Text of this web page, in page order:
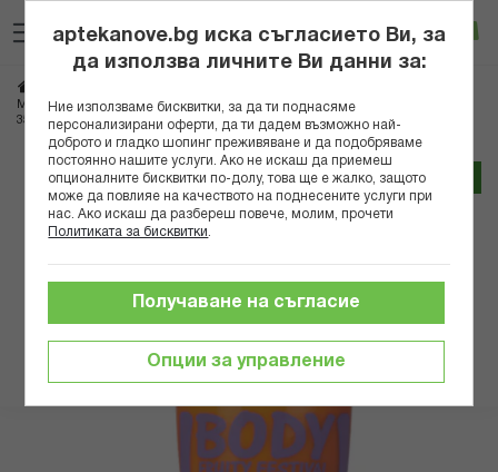
към
съдържанието
Вход
МАДЕС БОДИ ЛОСИОН ОРАНЖЕВА БУТИЛКА С АРОМАТ ПЛОДОВ ФЕСТИВАЛ
350МЛ
Трайно ниска цена онлайн
Преминете
края
галерията
изображенията
aptekanove.bg иска съгласието Ви, за
да използва личните Ви данни за:
Ние използваме бисквитки, за да ти поднасяме
персонализирани оферти, да ти дадем възможно най-
доброто и гладко шопинг преживяване и да подобряваме
постоянно нашите услуги. Ако не искаш да приемеш
опционалните бисквитки по-долу, това ще е жалко, защото
може да повлияе на качеството на поднесените услуги при
нас. Ако искаш да разбереш повече, молим, прочети
Политиката за бисквитки
Опции за управление
Получаване на съгласие